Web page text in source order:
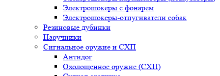
Электрошокеры с фонарем
Электрошокеры-отпугиватели собак
Резиновые дубинки
Наручники
Сигнальное оружие и СХП
Антидог
Охолощенное оружие (СХП)